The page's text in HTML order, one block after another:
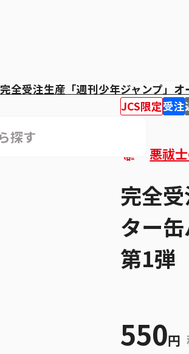
完全受注生産「週刊少年ジャンプ
JCS限定受注
悪祓
完全
ター
第1
550円